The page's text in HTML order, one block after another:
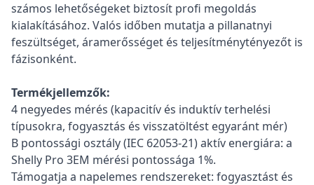
számos lehetőségeket biztosít profi megoldás
kialakításához. Valós időben mutatja a pillanatnyi
feszültséget, áramerősséget és teljesítménytényezőt is
fázisonként.
Termékjellemzők:
4 negyedes mérés (kapacitív és induktív terhelési
típusokra, fogyasztás és visszatöltést egyaránt mér)
B pontossági osztály (IEC 62053-21) aktív energiára: a
Shelly Pro 3EM mérési pontossága 1%.
Támogatja a napelemes rendszereket: fogyasztást és